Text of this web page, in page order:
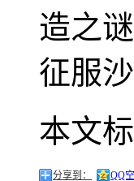
造之
征服
本文标
分享到： QQ